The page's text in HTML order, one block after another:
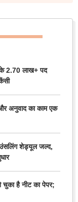
2.70 लाख+ पद
अनुवाद का काम एक
शेड्यूल जल्द,
है नीट का पेपर;